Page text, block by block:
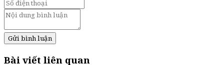
Gửi bình luận
Bài viết liên quan